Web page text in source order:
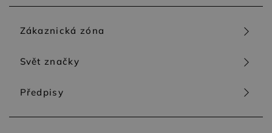
Zákaznická zóna
Svět značky
Předpisy